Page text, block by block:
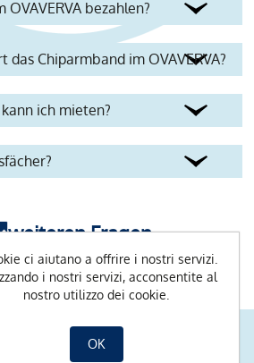
bezahlen?
Chiparmband im OVAVERVA?
ich mieten?
weiteren Fragen
ci aiutano a offrire i nostri servizi.
i nostri servizi, acconsentite al
nostro utilizzo dei cookie.
OK